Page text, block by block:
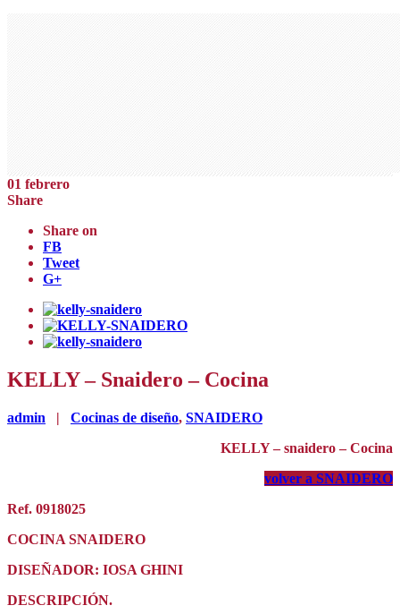
01 febrero
Share
Share on
FB
Tweet
G+
KELLY – Snaidero – Cocina
admin | Cocinas de diseño, SNAIDERO
KELLY – snaidero – Cocina
volver a SNAIDERO
Ref. 0918025
COCINA SNAIDERO
DISEÑADOR: IOSA GHINI
DESCRIPCIÓN.